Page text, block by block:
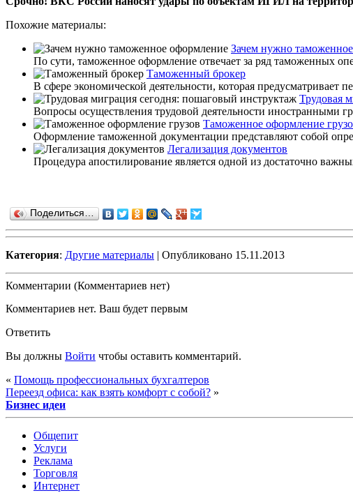
Похожие материалы:
Зачем нужно
По сути, таможенное оформление отвечает за ряд таможенных
Таможенный брокер
В сфере экономической деятельности, которая предусматривает
Трудовая
Вопросы осуществления трудовой деятельности
Таможенное оформление
Оформление таможенной документации представляют собой
Легализация документов
Процедура апостилирование является одной из достаточно
Поделиться…
Категория: Другие материалы | Опубликовано 15.11.2013
Комментарии (Комментариев нет)
Комментариев нет. Ваш будет первым
Ответить
Вы должны Войти чтобы оставить комментарий.
« Помощь профессиональных бухгалтеров
Переезд офиса: как взять комфорт с собой? »
Бизнес идеи
Общепит
Услуги
Реклама
Торговля
Интернет